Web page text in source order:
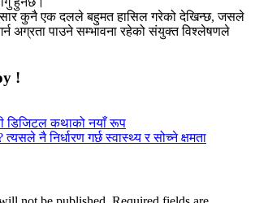
कुनै एक दलले बहुमत हासिल गरेको देखिन्छ, जसले
अग्रता पाउने सम्भावना रहेको संयुक्त विश्लेषणले
!
डिजिटल कथाको नयाँ रूप
नै निर्धारण गर्छ स्वास्थ्य र सोच्ने क्षमता